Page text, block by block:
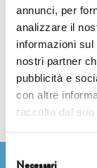
annunci, per
analizzare il
informazioni
nostri partner
pubblicità e
con altre
raccolto dal
Necessari